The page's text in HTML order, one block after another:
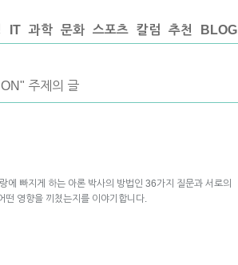
IT 과학 문화 스포츠 칼럼 추천 BLOG
주제의 글
에 빠지게 하는 아론 박사의 방법인 36가지 질문과 서로의
떤 영향을 끼쳤는지를 이야기합니다.